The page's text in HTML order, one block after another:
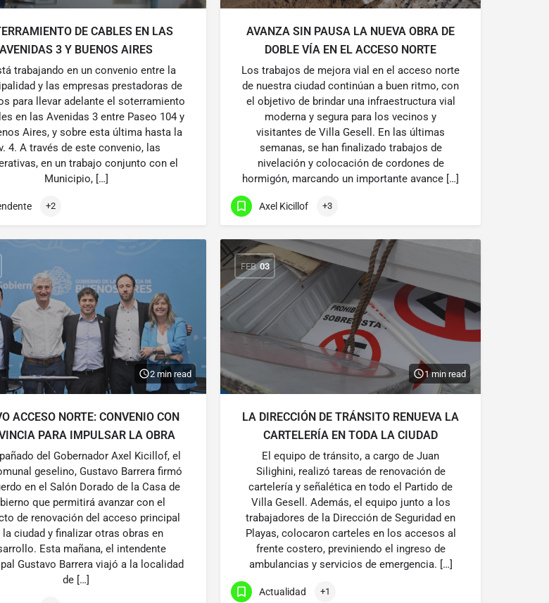
DE CABLES EN LAS
AVENIDAS 3 Y BUENOS AIRES
trabajando en un convenio entre la
y las empresas prestadoras de
para llevar adelante el soterramiento
en las Avenidas 3 entre Paseo 104 y
Aires, y sobre esta última hasta la
4. A través de este convenio, las
en un trabajo conjunto con el
Municipio, […]
+2
AVANZA SIN PAUSA LA NUEVA OBRA DE
DOBLE VÍA EN EL ACCESO NORTE
Los trabajos de mejora vial en el acceso norte
de nuestra ciudad continúan a buen ritmo, con
el objetivo de brindar una infraestructura vial
moderna y segura para los vecinos y
visitantes de Villa Gesell. En las últimas
semanas, se han finalizado trabajos de
nivelación y colocación de cordones de
hormigón, marcando un importante avance […]
Axel Kicillof +3
2 min read
ACCESO NORTE: CONVENIO CON
PARA IMPULSAR LA OBRA
del Gobernador Axel Kicillof, el
geselino, Gustavo Barrera firmó
en el Salón Dorado de la Casa de
que permitirá avanzar con el
de renovación del acceso principal
la ciudad y finalizar otras obras en
Esta mañana, el intendente
Gustavo Barrera viajó a la localidad
de […]
FEB 03
1 min read
LA DIRECCIÓN DE TRÁNSITO RENUEVA LA
CARTELERÍA EN TODA LA CIUDAD
El equipo de tránsito, a cargo de Juan
Silighini, realizó tareas de renovación de
cartelería y señalética en todo el Partido de
Villa Gesell. Además, el equipo junto a los
trabajadores de la Dirección de Seguridad en
Playas, colocaron carteles en los accesos al
frente costero, previniendo el ingreso de
ambulancias y servicios de emergencia. […]
Actualidad +1